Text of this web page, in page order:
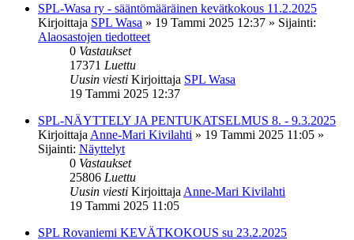
SPL-Wasa ry - sääntömääräinen kevätkokous 11.2.2025
Kirjoittaja SPL Wasa » 19 Tammi 2025 12:37 » Sijainti:
Alaosastojen tiedotteet
0 Vastaukset
17371 Luettu
Uusin viesti Kirjoittaja SPL Wasa
19 Tammi 2025 12:37
SPL-NÄYTTELY JA PENTUKATSELMUS 8. - 9.3.2025
Kirjoittaja Anne-Mari Kivilahti » 19 Tammi 2025 11:05 »
Sijainti: Näyttelyt
0 Vastaukset
25806 Luettu
Uusin viesti Kirjoittaja Anne-Mari Kivilahti
19 Tammi 2025 11:05
SPL Rovaniemi KEVÄTKOKOUS su 23.2.2025